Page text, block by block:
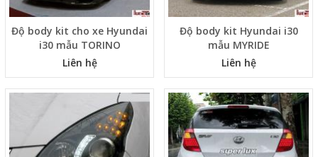
Độ body kit cho xe Hyundai
i30 mẫu TORINO
Liên hệ
Độ body kit Hyundai i30
mẫu MYRIDE
Liên hệ